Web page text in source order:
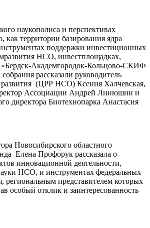
наукополиса и перспективах
как территории базирования ядра
поддержки инвестиционных
НСО, инвестплощадках,
«Бердск-Академгородок-Кольцово-СКИФ
рассказали руководитель
развития (ЦРР НСО) Ксения Халчевская,
Ассоциации Андрей Линюшин и
директора Биотехнопарка Анастасия
Новосибирского областного
Елена Профорук рассказала о
инновационной деятельности,
НСО, и инструментах федеральных
региональным представителем которых
особый отклик и заинтересованность